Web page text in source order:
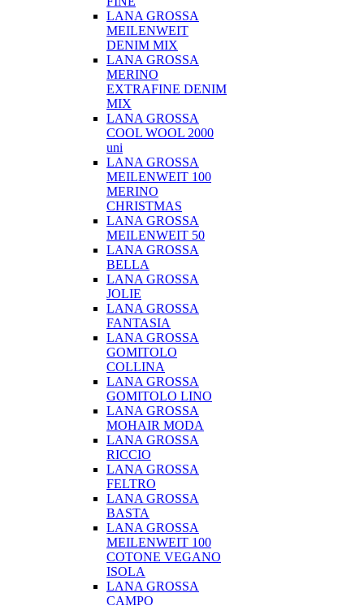
LANA GROSSA
MEILENWEIT
DENIM MIX
LANA GROSSA
MERINO
EXTRAFINE DENIM
MIX
LANA GROSSA
COOL WOOL 2000
uni
LANA GROSSA
MEILENWEIT 100
MERINO
CHRISTMAS
LANA GROSSA
MEILENWEIT 50
LANA GROSSA
BELLA
LANA GROSSA
JOLIE
LANA GROSSA
FANTASIA
LANA GROSSA
GOMITOLO
COLLINA
LANA GROSSA
GOMITOLO LINO
LANA GROSSA
MOHAIR MODA
LANA GROSSA
RICCIO
LANA GROSSA
FELTRO
LANA GROSSA
BASTA
LANA GROSSA
MEILENWEIT 100
COTONE VEGANO
ISOLA
LANA GROSSA
CAMPO